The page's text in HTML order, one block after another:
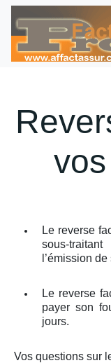
Le reverse
sous-
l’émission
Le reverse
payer son
jours.
Vos questions sur